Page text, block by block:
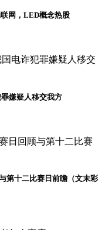
网，LED概念热股
嫌疑人移交我方
第十二比赛日前瞻（文末彩